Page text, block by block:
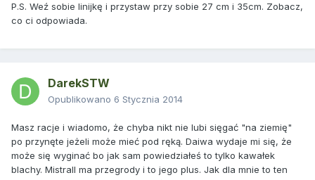
P.S. Weź sobie linijkę i przystaw przy sobie 27 cm i 35cm. Zobacz,
co ci odpowiada.
DarekSTW
Opublikowano 6 Stycznia 2014
Masz racje i wiadomo, że chyba nikt nie lubi sięgać "na ziemię"
po przynęte jeżeli może mieć pod ręką. Daiwa wydaje mi się, że
może się wyginać bo jak sam powiedziałeś to tylko kawałek
blachy. Mistrall ma przegrody i to jego plus. Jak dla mnie to ten